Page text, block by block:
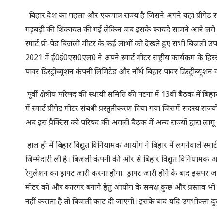
बिहार देश का पहला और एकमात्र राज्य है जिसने अपने यहां
गड़बड़ी की शिकायत की गई लेकिन जब इसके फायदे सामने आने लगे
स्मार्ट प्री-पेड बिजली मीटर के कई लाभों को देखते हुए सभी बिजली
2021 में ई0ई0एस0एल0 ने अपने स्मार्ट मीटर राष्ट्रीय कार्यक्रम के
पावर डिस्ट्रीब्यूशन कंपनी लिमिटेड और नॉर्थ बिहार पावर
पूर्वी क्षेत्रीय परिषद की स्थायी समिति की पटना में 13वीं बैठक में
में स्मार्ट प्रीपेड मीटर संबंधी प्रस्तुतीकरण दिया गया जिसमें सदस्य
अब इस प्रैक्टिस को परिषद की अगली बैठक में अन्य राज्यों द्वारा लागू
हाल ही में बिहार विद्युत विनियामक आयोग ने बिहार में लगनेवाले
जिम्मेदारी ली है। बिजली कंपनी की ओर से बिहार विद्युत
रेगुलेशन का ड्राफ्ट जारी करना होगा। ड्राफ्ट जारी होने के बाद
मीटर को और कारगर बनाने हेतु आयोग के समक्ष कुछ और प्रस्ताव
नहीं कराता है तो बिजली काट दी जाएगी। इसके बाद यदि उपभोक्ता